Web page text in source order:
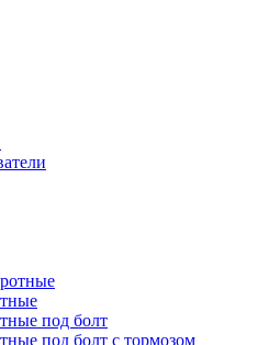
под болт
под болт с тормозом